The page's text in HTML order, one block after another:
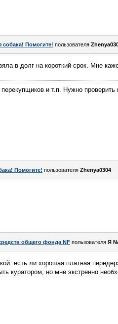
собака! Помогите! пользователя
в долг на короткий срок. Мне
и т.п. Нужно
Помогите! пользователя Zhenya0304
общего фонда NF пользователя Я
есть ли хорошая платная
куратором, но мне экстренно